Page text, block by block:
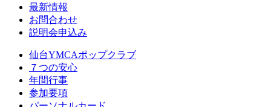
最新情報
お問合わせ
説明会申込み
仙台YMCAポップクラブ
７つの安心
年間行事
参加要項